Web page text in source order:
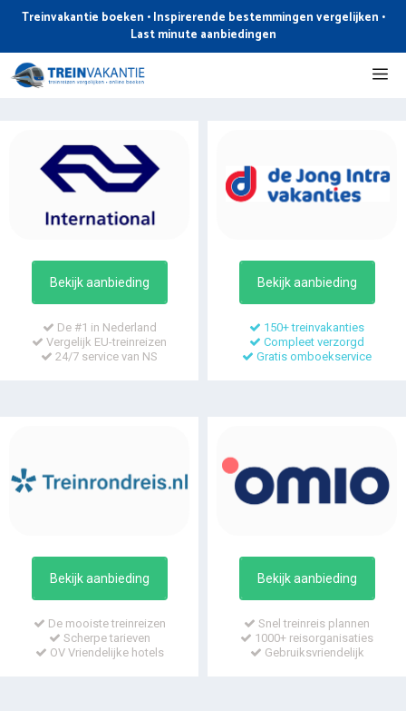
de
inhoud
Treinvakantie boeken • Inspirerende bestemmingen vergelijken •
Last minute aanbiedingen
Bekijk aanbieding
De #1 in Nederland
Vergelijk EU-treinreizen
24/7 service van NS
Bekijk aanbieding
150+ treinvakanties
Compleet verzorgd
Gratis omboekservice
Bekijk aanbieding
De mooiste treinreizen
Scherpe tarieven
OV Vriendelijke hotels
Bekijk aanbieding
Snel treinreis plannen
1000+ reisorganisaties
Gebruiksvriendelijk